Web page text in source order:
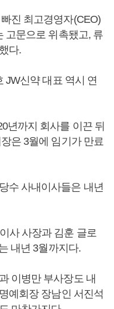
진 최고경영자(CEO)
고문으로 위촉됐고, 류
다.
JW신약 대표 역시 연
년까지 회사를 이끈 뒤
은 3월에 임기가 만료
수 사내이사들은 내년
사 사장과 김훈 글로
내년 3월까지다.
이병만 부사장도 내
명예회장 장남인 서진석